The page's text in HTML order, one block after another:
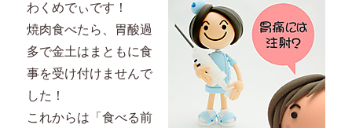
わくめでぃです！
焼肉食べたら、胃酸過
多で金土はまともに食
事を受け付けませんで
した！
これからは「食べる前